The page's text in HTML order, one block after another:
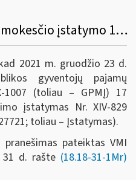
Dėl Gyventojų pajamų mokesčio įstatymo 17 straipsnio pakeitimo
2021 m. gruodžio 23 d.
gyventojų pajamų
(toliau – GPMĮ) 17
įstatymas Nr. XIV-829
toliau – Įstatymas).
pateiktas VMI
d. rašte (18.18-31-1Mr)